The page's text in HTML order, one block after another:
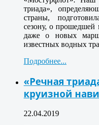
триада»,
страны,
сезону, о прошедшей
даже о новых
известных водных
Подробнее...
«Речная
круизной
22.04.2019